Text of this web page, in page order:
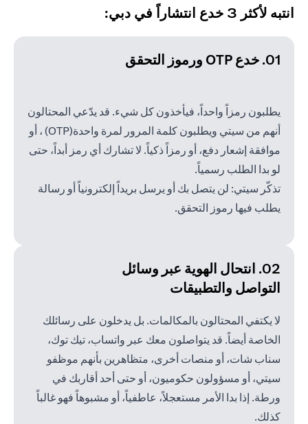
انتبه لأكثر 3 خدع انتشاراً في دبي:
01. خدع OTP ورموز التحقق
يطلبون رمزاً واحداً، فيأخذون كل شيء. قد يدّعي المحتالون
أنهم من سيتي ويطلبون كلمة المرور لمرة واحدة(OTP) ، أو
موافقة إشعار دفع، أو رمزاً ذكياً. لا تشارك أي رمز أبداً، حتى
لو بدا الطلب رسمياً.
تذكّر سيتي: لن يتصل بك أو يرسل بريداً إلكترونياً أو رسالة
يطلب فيها رموز التحقق.
02. انتحال الهوية عبر وسائل
التواصل والتطبيقات
لا يكتفي المحتالون بالمكالمات. بل يدخلون على رسائلك
الخاصة أيضاً. قد يتواصلون معك عبر واتساب، تيك توك،
سناب شات، أو منصات أخرى، متظاهرين بأنهم موظفو
سيتي، أو مسؤولون حكوميون، أو حتى أحد أقاربك في
ورطة. إذا بدا الأمر مستعجلاً، عاطفياً، أو مشبوهاً فهو غالباً
كذلك.